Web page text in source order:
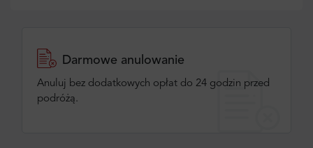
Darmowe anulowanie
Anuluj bez dodatkowych opłat do 24 godzin przed
podróżą.